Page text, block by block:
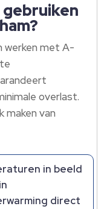
werken met A-
overlast.
maken van
in beeld
direct